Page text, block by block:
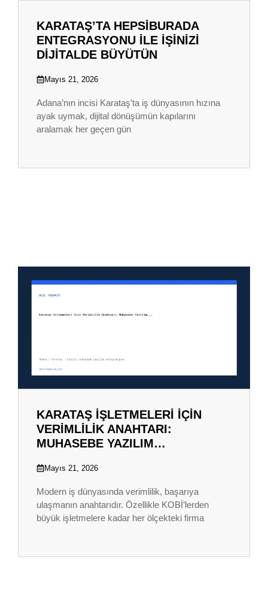
KARATAŞ’TA HEPSIBURADA
ENTEGRASYONU ILE İŞINIZI
DIJITALDE BÜYÜTÜN
Mayıs 21, 2026
Adana’nın incisi Karataş’ta iş dünyasının hızına
ayak uymak, dijital dönüşümün kapılarını
aralamak her geçen gün
KARATAŞ İŞLETMELERI İÇIN
VERIMLILIK ANAHTARI:
MUHASEBE YAZILIM…
Mayıs 21, 2026
Modern iş dünyasında verimlilik, başarıya
ulaşmanın anahtarıdır. Özellikle KOBİ’lerden
büyük işletmelere kadar her ölçekteki firma